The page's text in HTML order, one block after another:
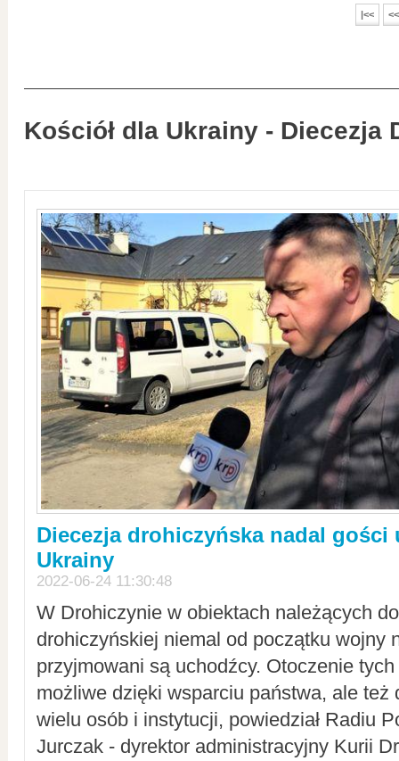
|<< <<
Kościół dla Ukrainy - Diecezja
Diecezja drohiczyńska nadal gości
Ukrainy
2022-06-24 11:30:48
W Drohiczynie w obiektach należących
drohiczyńskiej niemal od początku wojny
przyjmowani są uchodźcy. Otoczenie
możliwe dzięki wsparciu państwa, ale też
wielu osób i instytucji, powiedział Radiu
Jurczak - dyrektor administracyjny Kurii